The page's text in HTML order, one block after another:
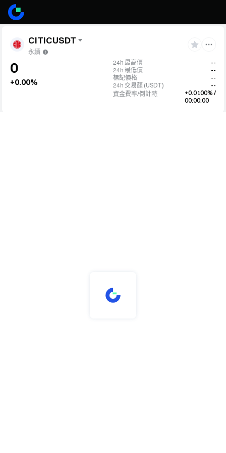
CITICUSDT
永續
0
+0.00%
24h 最高價
--
24h 最低價
--
標記價格
--
24h 交易額 (USDT)
--
資金費率/倒計時
+0.0100% /
00:00:00